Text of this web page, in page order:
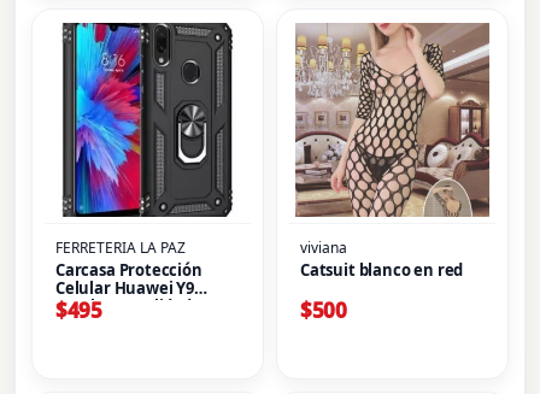
FERRETERIA LA PAZ
Carcasa Protección
Celular Huawei Y9
Excelente Calidad
$495
viviana
Catsuit blanco en red
$500